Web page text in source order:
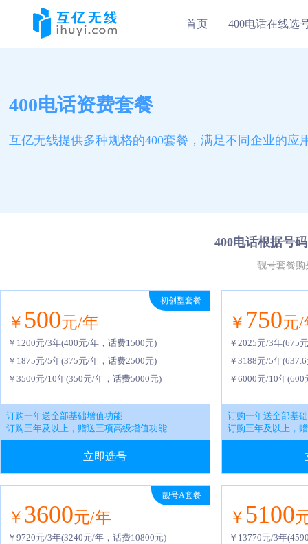
首页 400电话在线选
400电话资费套餐
互亿无线提供多种规格的400套餐，满足不同企业的应
400电话根据号
靓号套餐购
￥ 500元/年
￥1200元/3年(400元/年，话费1500元)
￥1875元/5年(375元/年，话费2500元)
￥3500元/10年(350元/年，话费5000元)
订购一年送全部基础增值功能
订购三年及以上，赠送三项高级增值功能
立即选号
初创型套餐
￥ 750元/
￥2025元/3年(675
￥3188元/5年
￥6000元/10年
订购一年送全部基
订购三年及以上，
￥ 3600元/年
￥9720元/3年(3240元/年，话费10800元)
靓号A套餐
￥ 5100
￥13770元/3年